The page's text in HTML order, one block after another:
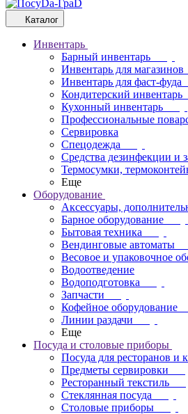
Каталог
Инвентарь
Барный инвентарь
Инвентарь для магазинов
Инвентарь для фаст-фуда
Кондитерский инвентарь
Кухонный инвентарь
Профессиональные
Сервировка
Спецодежда
Средства дезинфекции и
Термосумки,
Еще
Оборудование
Аксессуары,
Барное оборудование
Бытовая техника
Вендинговые автоматы
Весовое и упаковочное
Водоотведение
Водоподготовка
Запчасти
Кофейное оборудование
Линии раздачи
Еще
Посуда и столовые приборы
Посуда для ресторанов и
Предметы сервировки
Ресторанный текстиль
Стеклянная посуда
Столовые приборы